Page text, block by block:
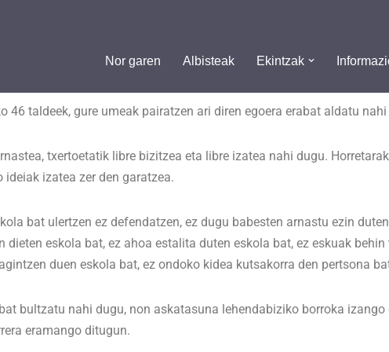
Nor garen Albisteak Ekintzak
46 taldeek, gure umeak pairatzen ari diren egoera erabat aldatu nahi
txertoetatik libre bizitzea eta libre izatea nahi dugu.
izatea zer den garatzea.
bat ulertzen ez defendatzen, ez dugu babesten arnastu ezin
dieten eskola bat, ez ahoa estalita duten eskola bat, ez eskuak
duen eskola bat, ez ondoko kidea kutsakorra den pertsona
bultzatu nahi dugu, non askatasuna lehendabiziko borroka
eramango ditugun.